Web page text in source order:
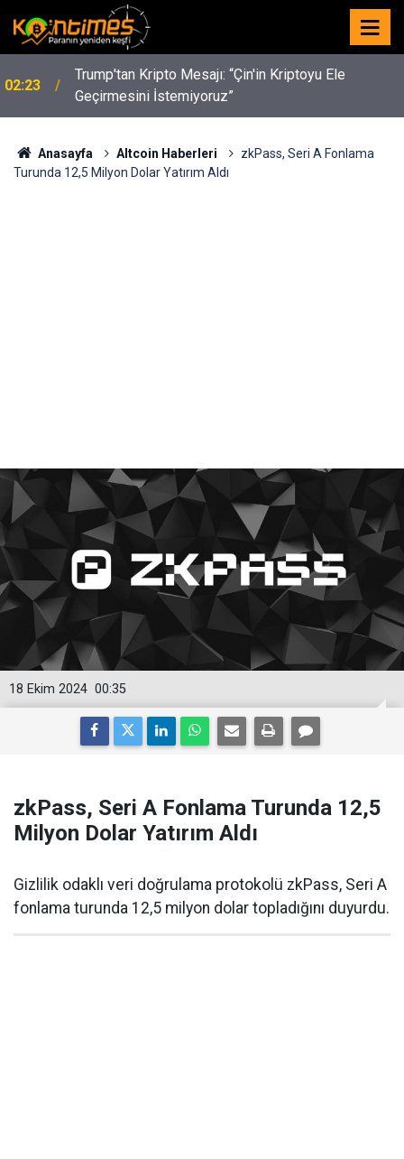
02:23
Trump'tan Kripto Mesajı: “Çin'in Kriptoyu Ele
Geçirmesini İstemiyoruz”
Anasayfa Altcoin Haberleri
zkPass, Seri A Fonlama
Turunda 12,5 Milyon Dolar Yatırım Aldı
00:35
18 Ekim 2024
zkPass, Seri A Fonlama Turunda 12,5
Milyon Dolar Yatırım Aldı
Gizlilik odaklı veri doğrulama protokolü zkPass, Seri A
fonlama turunda 12,5 milyon dolar topladığını duyurdu.